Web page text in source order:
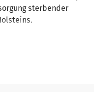
sterbender
Großteil von den
dagegen vollständig